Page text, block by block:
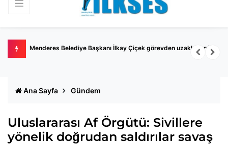
Menderes Belediye Başkanı İlkay Çiçek görevden uzaklaştırıldı
Ana Sayfa Gündem
Uluslararası Af Örgütü: Sivillere
yönelik doğrudan saldırılar savaş